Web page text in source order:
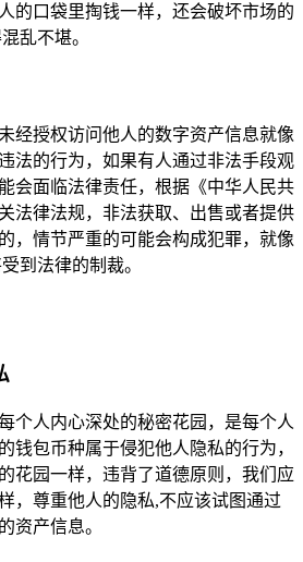
的口袋里掏钱一样，还会破坏市场的
乱不堪。
经授权访问他人的数字资产信息就像
法的行为，如果有人通过非法手段观
会面临法律责任，根据《中华人民共
法律法规，非法获取、出售或者提供
，情节严重的可能会构成犯罪，就像
到法律的制裁。
个人内心深处的秘密花园，是每个人
钱包币种属于侵犯他人隐私的行为，
花园一样，违背了道德原则，我们应
，尊重他人的隐私,不应该试图通过
资产信息。